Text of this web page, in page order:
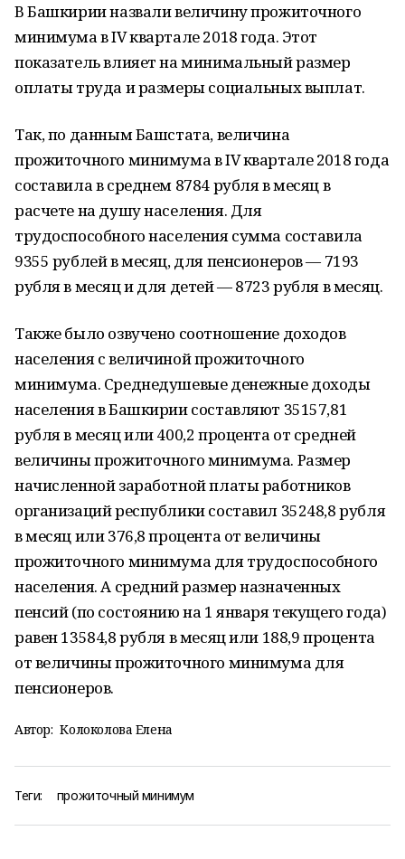
В Башкирии назвали величину прожиточного
минимума в IV квартале 2018 года. Этот
показатель влияет на минимальный размер
оплаты труда и размеры социальных выплат.
Так, по данным Башстата, величина
прожиточного минимума в IV квартале 2018 года
составила в среднем 8784 рубля в месяц в
расчете на душу населения. Для
трудоспособного населения сумма составила
9355 рублей в месяц, для пенсионеров — 7193
рубля в месяц и для детей — 8723 рубля в месяц.
Также было озвучено соотношение доходов
населения с величиной прожиточного
минимума. Среднедушевые денежные доходы
населения в Башкирии составляют 35157,81
рубля в месяц или 400,2 процента от средней
величины прожиточного минимума. Размер
начисленной заработной платы работников
организаций республики составил 35248,8 рубля
в месяц или 376,8 процента от величины
прожиточного минимума для трудоспособного
населения. А средний размер назначенных
пенсий (по состоянию на 1 января текущего года)
равен 13584,8 рубля в месяц или 188,9 процента
от величины прожиточного минимума для
пенсионеров.
Автор: Колоколова Елена
Теги: прожиточный минимум